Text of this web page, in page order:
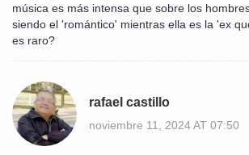
música es más intensa que sobre los
siendo el 'romántico' mientras ella es la 'ex
es raro?
rafael castillo
noviembre 11, 2024 AT 07:50